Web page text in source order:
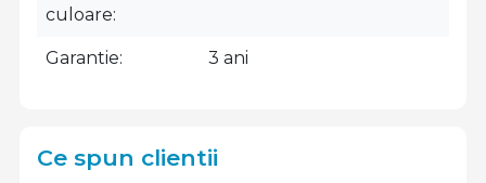
culoare
Garantie 3 ani
Ce spun clientii